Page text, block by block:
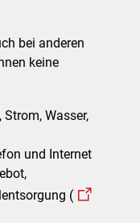
bei anderen
keine
Wasser,
und Internet
(